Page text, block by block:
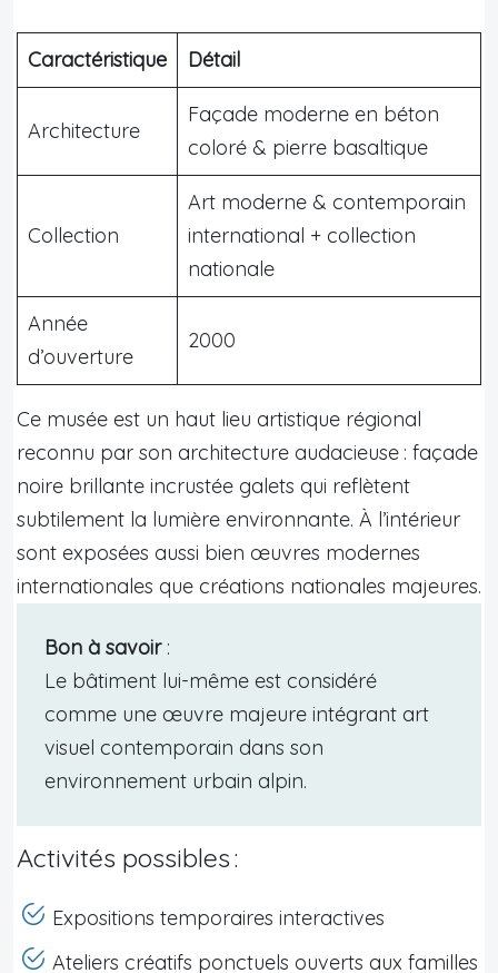
Caractéristique Détail
Architecture
Façade moderne en béton
coloré & pierre basaltique
Collection
Art moderne & contemporain
international + collection
nationale
Année
d’ouverture
2000
Ce musée est un haut lieu artistique régional
reconnu par son architecture audacieuse : façade
noire brillante incrustée galets qui reflètent
subtilement la lumière environnante. À l’intérieur
sont exposées aussi bien œuvres modernes
internationales que créations nationales majeures.
Bon à savoir:
Le bâtiment lui-même est considéré
comme une œuvre majeure intégrant art
visuel contemporain dans son
environnement urbain alpin.
Activités possibles :
Expositions temporaires interactives
Ateliers créatifs ponctuels ouverts aux familles